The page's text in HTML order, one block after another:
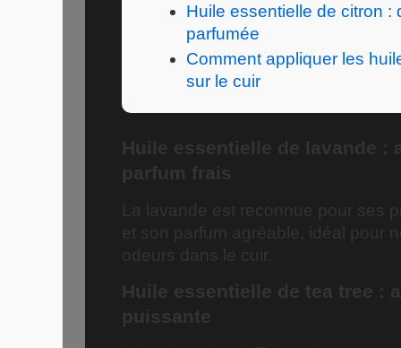
Huile essentielle de citron :
parfumée
Comment appliquer les
sur le cuir
Huile essentielle de lavande :
parfum frais
La lavande est reconnue pour ses
et son parfum agréable, idéal pour
Huile essentielle de tea tree :
puissante